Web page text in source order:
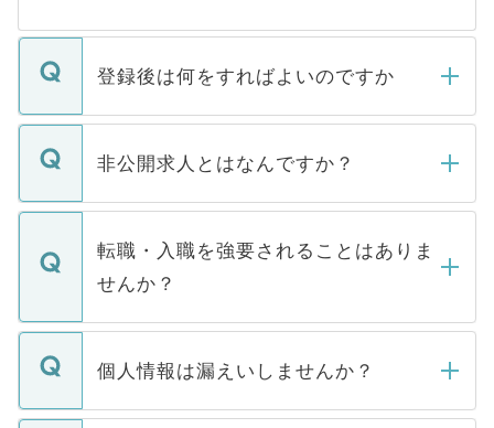
登録後は何をすればよいのですか
ご登録いただきましたら、弊社担当者がご
登録内容を確認し、その後メールもしくは
ます。通常、5営業日以内にはご連絡をせて
いただきますので、しばらくお待ちくださ
い。
非公開求人とはなんですか？
マイナビDOCTORで取り扱っている求人の
うち約3割は、Webサイトからご覧いただ
けない「非公開求人」です。非公開求人は
下記の理由によって、一般には公開してい
ません。
■応募殺到を避けるため 人気のある医療機
関を公にしてしまうと、応募が殺到する場
転職・入職を強要されることはありま
せんか？
転職・入職を強要することは一切ありませ
ん。また、仮に応募先から内定をいただい
定を承諾する必要はありません。内定先へ
個人情報は漏えいしませんか？